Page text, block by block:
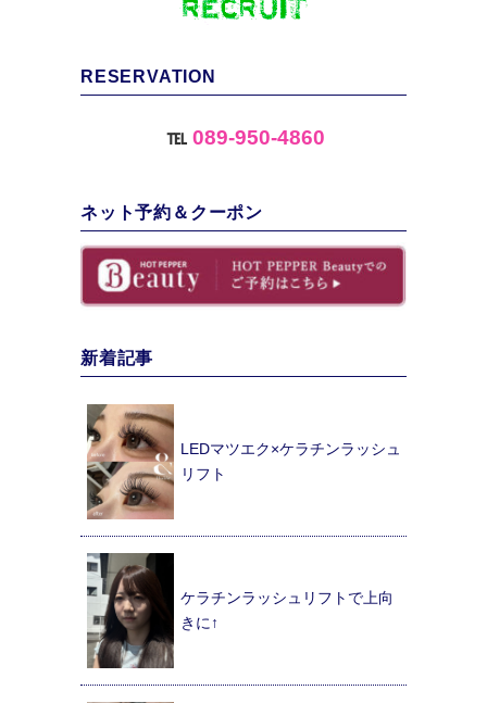
RESERVATION
℡ 089-950-4860
ネット予約＆クーポン
新着記事
LEDマツエク×ケラチンラッシュ
リフト
ケラチンラッシュリフトで上向
きに↑